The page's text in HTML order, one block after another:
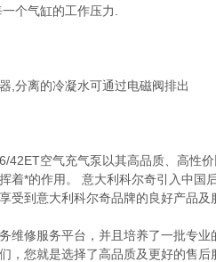
个气缸的工作压力.
,分离的冷凝水可通过电磁阀排出
42ET空气充气泵以其高品质、高性
着*的作用。 意大利科尔奇引入中国
受到意大利科尔奇品牌的良好产品
维修服务平台，并且培养了一批专
，您就是选择了高品质及更好的售后